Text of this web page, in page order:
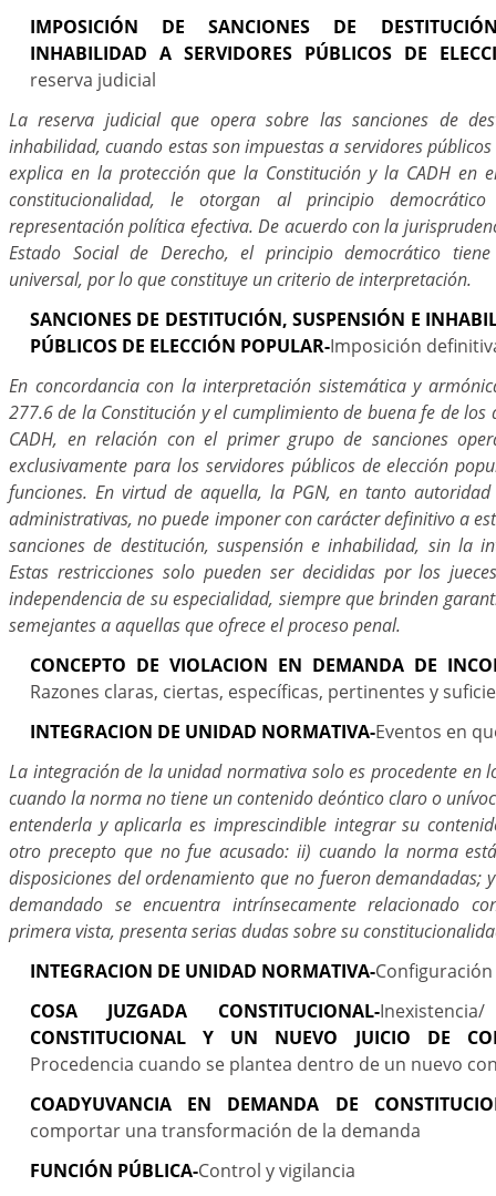
IMPOSICIÓN DE SANCIONES DE
INHABILIDAD A SERVIDORES PÚBLICOS DE
reserva judicial
La reserva judicial que opera sobre las sanciones de
inhabilidad, cuando estas son impuestas a servidores
explica en la protección que la Constitución y la CADH en
constitucionalidad, le otorgan al principio
representación política efectiva. De acuerdo con la
Estado Social de Derecho, el principio democrático
universal, por lo que constituye un criterio de interpretación.
SANCIONES DE DESTITUCIÓN, SUSPENSIÓN E
PÚBLICOS DE ELECCIÓN POPULAR-Imposición
En concordancia con la interpretación sistemática y
277.6 de la Constitución y el cumplimiento de buena fe de los
CADH, en relación con el primer grupo de sanciones
exclusivamente para los servidores públicos de elección
funciones. En virtud de aquella, la PGN, en tanto
administrativas, no puede imponer con carácter definitivo a
sanciones de destitución, suspensión e inhabilidad, sin la
Estas restricciones solo pueden ser decididas por los
independencia de su especialidad, siempre que brinden
semejantes a aquellas que ofrece el proceso penal.
CONCEPTO DE VIOLACION EN DEMANDA DE
Razones claras, ciertas, específicas, pertinentes y
INTEGRACION DE UNIDAD NORMATIVA-Eventos en
La integración de la unidad normativa solo es procedente en
cuando la norma no tiene un contenido deóntico claro o
entenderla y aplicarla es imprescindible integrar su
otro precepto que no fue acusado: ii) cuando la norma
disposiciones del ordenamiento que no fueron demandadas;
demandado se encuentra intrínsecamente relacionado
primera vista, presenta serias dudas sobre su
INTEGRACION DE UNIDAD NORMATIVA-Configuración
COSA JUZGADA CONSTITUCIONAL-Inexistencia/
CONSTITUCIONAL Y UN NUEVO JUICIO DE
Procedencia cuando se plantea dentro de un nuevo
COADYUVANCIA EN DEMANDA DE
comportar una transformación de la demanda
FUNCIÓN PÚBLICA-Control y vigilancia